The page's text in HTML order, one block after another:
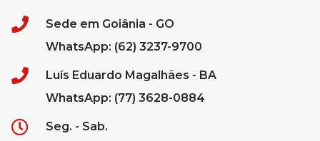
Sede em Goiânia - GO
WhatsApp: (62) 3237-9700
Luís Eduardo Magalhães - BA
WhatsApp: (77) 3628-0884
Seg. - Sab.